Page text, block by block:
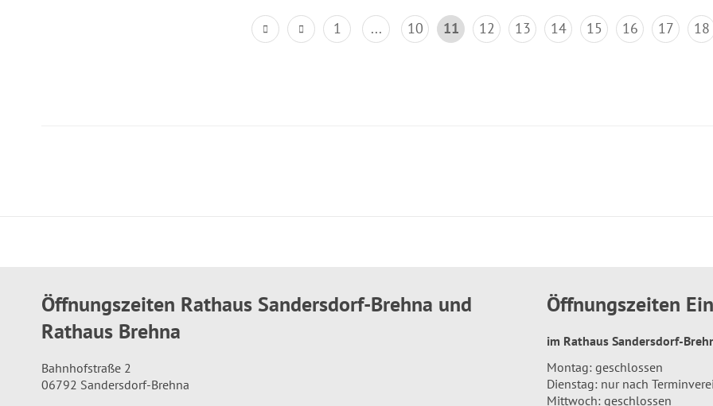
1 ... 10 11 12 13 14 15 16 17 18
Öffnungszeiten Rathaus Sandersdorf-Brehna und
Rathaus Brehna
Bahnhofstraße 2
06792 Sandersdorf-Brehna
Öffnungszeiten
im Rathaus Sandersdorf-
Montag: geschlossen
Dienstag: nur nach
Mittwoch: geschlossen